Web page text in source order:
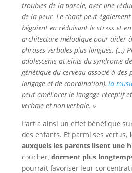
troubles de la parole, avec une
de la peur. Le chant peut
bégaient en réduisant le stress et
architecture mélodique pour aider
phrases verbales plus longues. (…)
adolescents atteints du syndrome
génétique du cerveau associé à des
langage et de coordination), la
peut améliorer le langage réceptif
verbale et non verbale. »
L’art a ainsi un effet bénéfique
des enfants. Et parmi ses vertus,
auxquels les parents lisent une
coucher, dorment plus
pourrait favoriser leur